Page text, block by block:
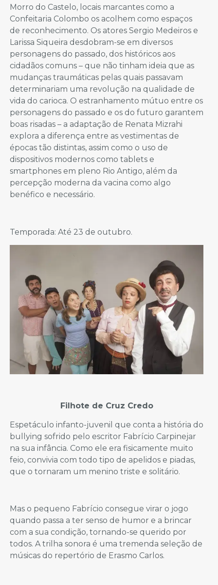
Morro do Castelo, locais marcantes como a
Confeitaria Colombo os acolhem como espaços
de reconhecimento. Os atores Sergio Medeiros e
Larissa Siqueira desdobram-se em diversos
personagens do passado, dos históricos aos
cidadãos comuns – que não tinham ideia que as
mudanças traumáticas pelas quais passavam
determinariam uma revolução na qualidade de
vida do carioca. O estranhamento mútuo entre os
personagens do passado e os do futuro garantem
boas risadas – a adaptação de Renata Mizrahi
explora a diferença entre as vestimentas de
épocas tão distintas, assim como o uso de
dispositivos modernos como tablets e
smartphones em pleno Rio Antigo, além da
percepção moderna da vacina como algo
benéfico e necessário.
Temporada: Até 23 de outubro.
Filhote de Cruz Credo
Espetáculo infanto-juvenil que conta a história do
bullying sofrido pelo escritor Fabrício Carpinejar
na sua infância. Como ele era fisicamente muito
feio, convivia com todo tipo de apelidos e piadas,
que o tornaram um menino triste e solitário.
Mas o pequeno Fabrício consegue virar o jogo
quando passa a ter senso de humor e a brincar
com a sua condição, tornando-se querido por
todos. A trilha sonora é uma tremenda seleção de
músicas do repertório de Erasmo Carlos.